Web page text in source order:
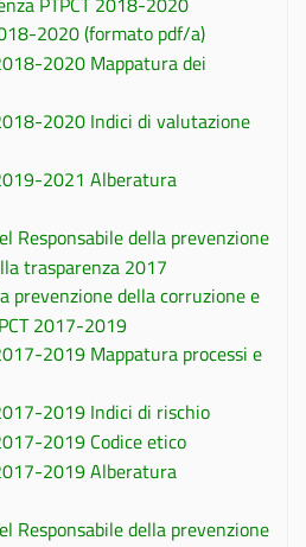
2020 (formato pdf/a)
2020 Mappatura dei
2020 Indici di valutazione
2021 Alberatura
Responsabile della prevenzione
trasparenza 2017
prevenzione della corruzione e
2017-2019
2019 Mappatura processi e
2019 Indici di rischio
2019 Codice etico
2019 Alberatura
Responsabile della prevenzione